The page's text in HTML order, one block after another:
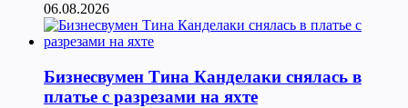
06.08.2026
Бизнесвумен Тина Канделаки снялась в
платье с разрезами на яхте